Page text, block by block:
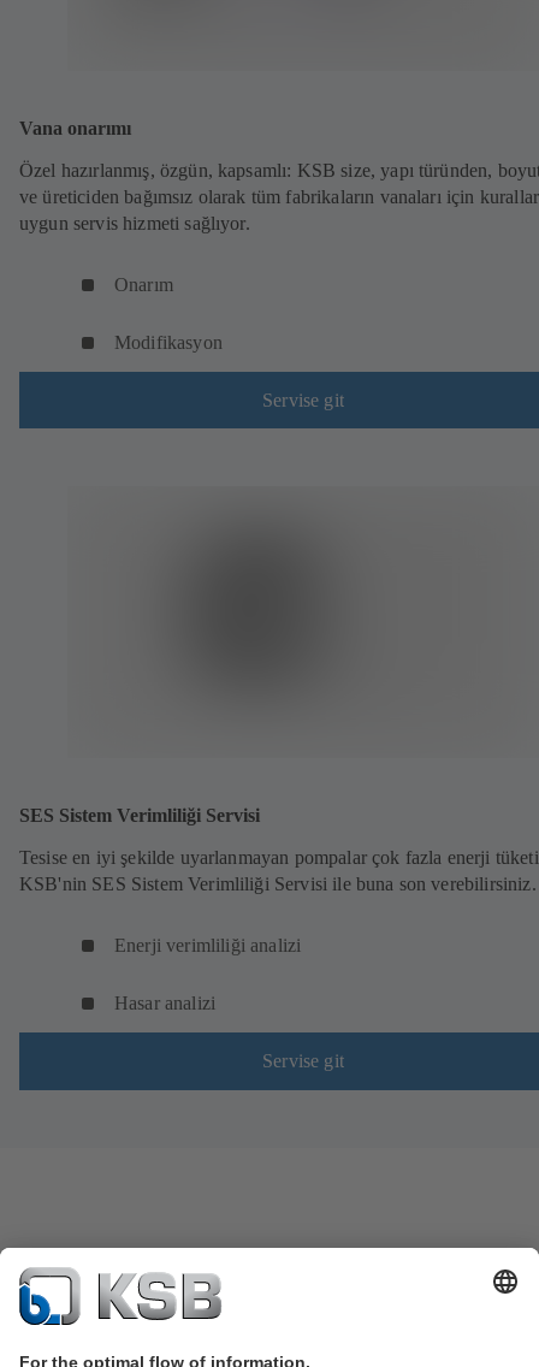
Vana onarımı
Özel hazırlanmış, özgün, kapsamlı: KSB size, yapı türünden,
ve üreticiden bağımsız olarak tüm fabrikaların vanaları için
uygun servis hizmeti sağlıyor.
Onarım
Modifikasyon
Servise git
SES Sistem Verimliliği Servisi
Tesise en iyi şekilde uyarlanmayan pompalar çok fazla enerji
KSB'nin SES Sistem Verimliliği Servisi ile buna son verebilirsiniz.
Enerji verimliliği analizi
Hasar analizi
Servise git